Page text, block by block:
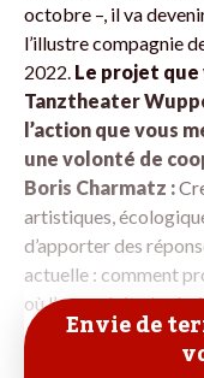
octobre –, il va
l’illustre compagnie
2022. Le projet que
Tanztheater
l’action que vous
une volonté de
Boris Charmatz :
artistiques,
d’apporter des
actuelle : comment
où l’on ne doit plus
spectaclesEnvie de